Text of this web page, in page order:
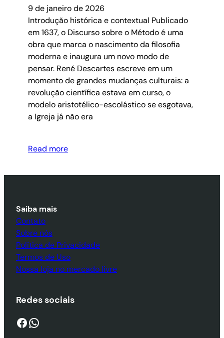
9 de janeiro de 2026
Introdução histórica e contextual Publicado
em 1637, o Discurso sobre o Método é uma
obra que marca o nascimento da filosofia
moderna e inaugura um novo modo de
pensar. René Descartes escreve em um
momento de grandes mudanças culturais: a
revolução científica estava em curso, o
modelo aristotélico-escolástico se esgotava,
a Igreja já não era
Read more
Saiba mais
Contato
Sobre nós
Política de Privacidade
Termos de Uso
Nossa loja no mercado livre
Redes sociais
Facebook WhatsApp